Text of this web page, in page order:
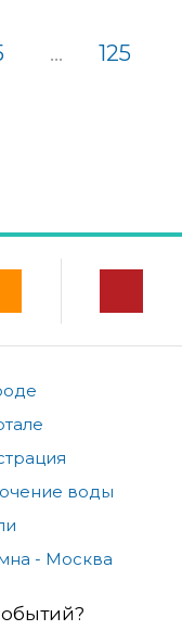
... 125
воды
- Москва